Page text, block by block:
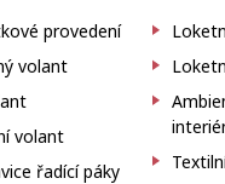
provedení
volant
volant
řadící páky